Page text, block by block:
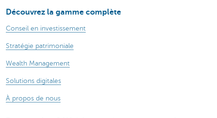
Découvrez la gamme complète
Conseil en investissement
Stratégie patrimoniale
Wealth Management
Solutions digitales
À propos de nous